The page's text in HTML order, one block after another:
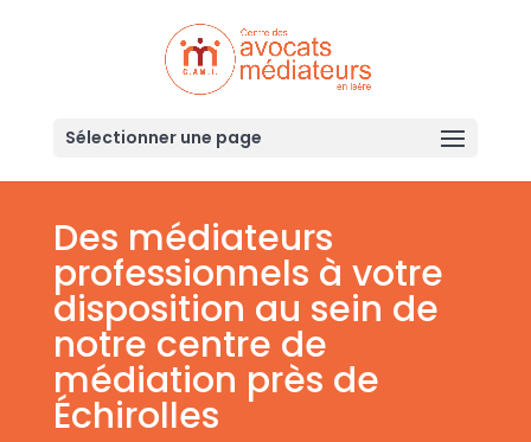
Sélectionner une page
Des médiateurs
professionnels à votre
disposition au sein de
notre centre de
médiation près de
Échirolles